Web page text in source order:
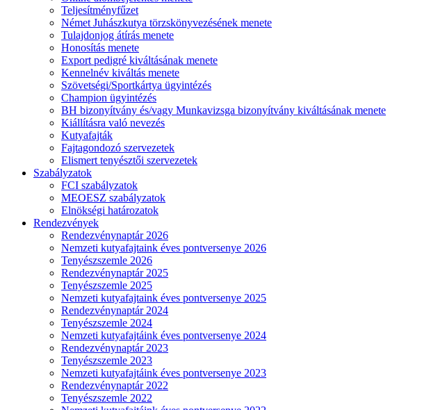
Teljesítményfűzet
Német Juhászkutya törzskönyvezésének menete
Tulajdonjog átírás menete
Honosítás menete
Export pedigré kiváltásának menete
Kennelnév kiváltás menete
Szövetségi/Sportkártya ügyintézés
Champion ügyintézés
BH bizonyítvány és/vagy Munkavizsga bizonyítvány kiváltásának menete
Kiállításra való nevezés
Kutyafajták
Fajtagondozó szervezetek
Elismert tenyésztői szervezetek
Szabályzatok
FCI szabályzatok
MEOESZ szabályzatok
Elnökségi határozatok
Rendezvények
Rendezvénynaptár 2026
Nemzeti kutyafajtaink éves pontversenye 2026
Tenyészszemle 2026
Rendezvénynaptár 2025
Tenyészszemle 2025
Nemzeti kutyafajtaink éves pontversenye 2025
Rendezvénynaptár 2024
Tenyészszemle 2024
Nemzeti kutyafajtáink éves pontversenye 2024
Rendezvénynaptár 2023
Tenyészszemle 2023
Nemzeti kutyafajtáink éves pontversenye 2023
Rendezvénynaptár 2022
Tenyészszemle 2022